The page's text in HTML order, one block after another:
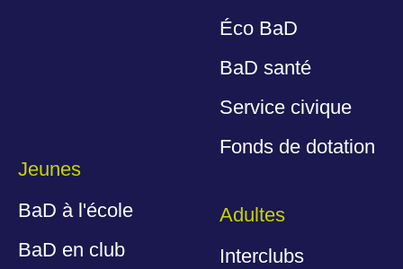
Éco BaD
BaD santé
Service civique
Fonds de dotation
Jeunes
BaD à l'école
BaD en club
Adultes
Interclubs